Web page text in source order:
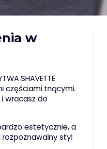
w
SHAVETTE
częściami tnącymi.
wracasz do
estetycznie, a
rozpoznawalny styl